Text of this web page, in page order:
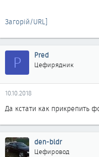
Загорій/URL]
P Pred
Цефирядник
10.10.2018
Да кстати как прикрепить
den-bldr
Цефировод